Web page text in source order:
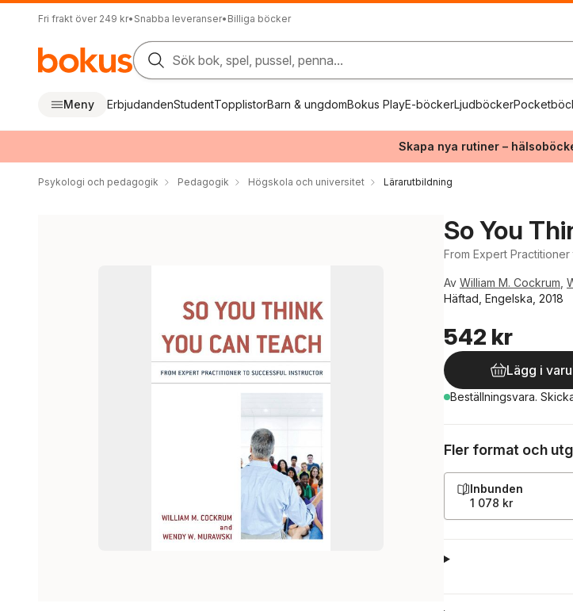
Fri frakt över 249 kr• Snabba leveranser• Billiga böcker
Sök bok, spel, pussel, penna...
Meny ErbjudandenStudentTopplistorBarn & ungdomBokus PlayE-böckerLjudböcker
Skapa nya rutiner –
Psykologi och pedagogik Pedagogik Högskola och universitet Lärarutbildning
So You
From Expert
Av William M. Cockrum
Häftad, Engelska, 2018
542 kr
Lägg i
Beställningsvara.
Fler format och
Inbunden
1 078 kr